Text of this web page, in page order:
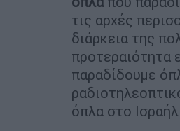
τις αρχές
διάρκεια της
προτεραιότητα
παραδίδουμε
όπλα στο Ισραήλ.